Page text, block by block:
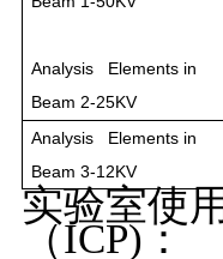
Analysis Elements in
Beam 2-25KV
Analysis Elements in
Beam 3-12KV
实验室使
（ICP)：